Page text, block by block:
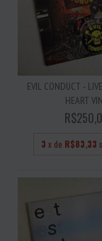
EVIL CONDUCT -
HEART
3 x de R$83,33